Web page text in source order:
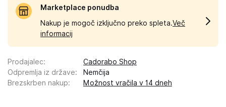
Marketplace ponudba
Nakup je mogoč izključno preko spleta.Več
informacij
Prodajalec:
Cadorabo Shop
Odpremlja iz države:
Nemčija
Brezskrben nakup: Možnost vračila v 14 dneh